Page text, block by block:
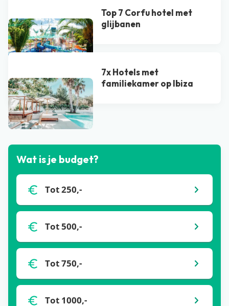
Top 7 Corfu hotel met
glijbanen
7x Hotels met
familiekamer op Ibiza
Bekijk alle blogs
Wat is je budget?
Tot 250,-
Tot 500,-
Tot 750,-
Tot 1000,-